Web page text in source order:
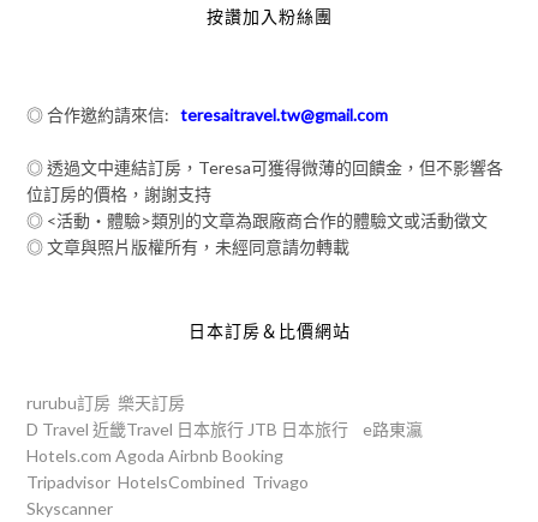
按讚加入粉絲團
◎ 合作邀約請來信:teresaitravel.tw@gmail.com
◎ 透過文中連結訂房，Teresa可獲得微薄的回饋金，但不影響各
位訂房的價格，謝謝支持
◎ <活動‧體驗>類別的文章為跟廠商合作的體驗文或活動徵文
◎ 文章與照片版權所有，未經同意請勿轉載
日本訂房＆比價網站
rurubu訂房 樂天訂房
D Travel 近畿Travel 日本旅行 JTB 日本旅行
e路東瀛
Hotels.com Agoda Airbnb Booking
Tripadvisor HotelsCombined Trivago
Skyscanner